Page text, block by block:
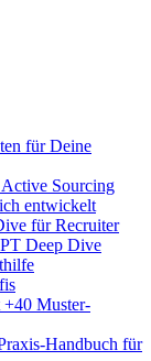
für Deine
Sourcing
entwickelt
für Recruiter
Deep Dive
Muster-
Handbuch für